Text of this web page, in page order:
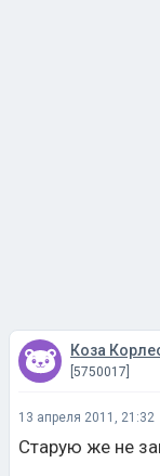
Коза
[5750017]
13 апреля 2011, 21:32
Старую же не